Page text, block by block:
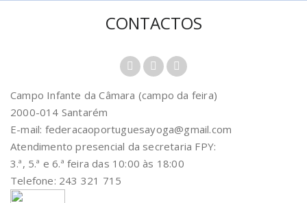
CONTACTOS
Campo Infante da Câmara (campo da feira)
2000-014 Santarém
E-mail: federacaoportuguesayoga@gmail.com
Atendimento presencial da secretaria FPY:
3.ª, 5.ª e 6.ª feira das 10:00 às 18:00
Telefone: 243 321 715